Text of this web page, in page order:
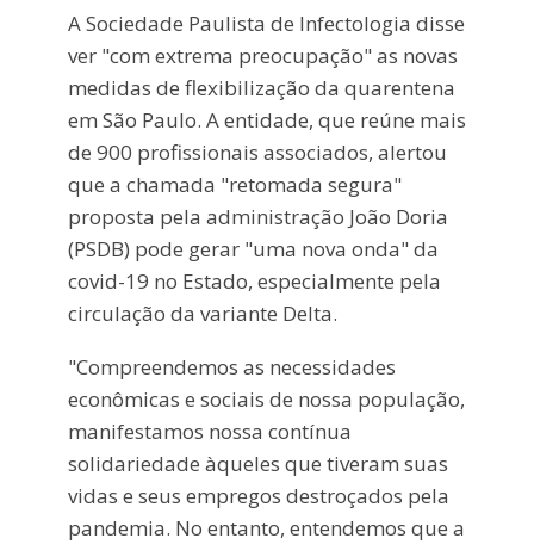
A Sociedade Paulista de Infectologia disse
ver "com extrema preocupação" as novas
medidas de flexibilização da quarentena
em São Paulo. A entidade, que reúne mais
de 900 profissionais associados, alertou
que a chamada "retomada segura"
proposta pela administração João Doria
(PSDB) pode gerar "uma nova onda" da
covid-19 no Estado, especialmente pela
circulação da variante Delta.
"Compreendemos as necessidades
econômicas e sociais de nossa população,
manifestamos nossa contínua
solidariedade àqueles que tiveram suas
vidas e seus empregos destroçados pela
pandemia. No entanto, entendemos que a